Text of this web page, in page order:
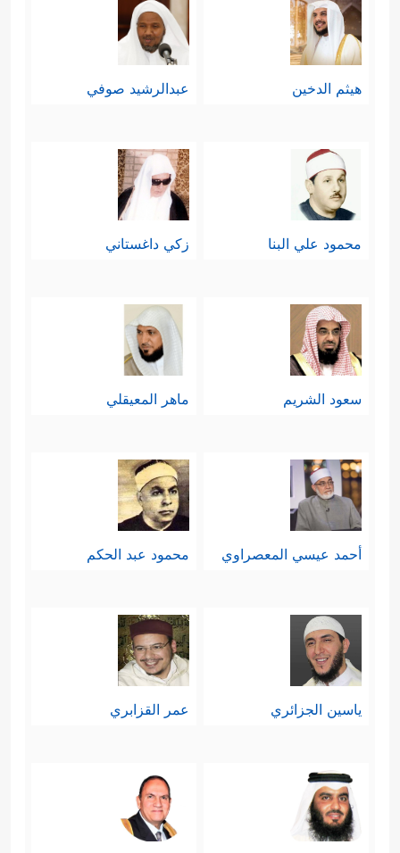
هيثم الدخين عبدالرشيد صوفي
محمود علي البنا زكي داغستاني
سعود الشريم ماهر المعيقلي
أحمد عيسي المعصراوي محمود عبد الحكم
ياسين الجزائري عمر القزابري